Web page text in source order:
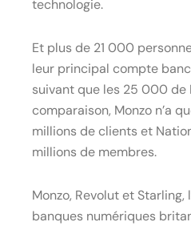
technologie.
Et plus de 21 000
leur principal compte
suivant que les 25 000
comparaison, Monzo n’a
millions de clients et
millions de membres.
Monzo, Revolut et
banques numériques